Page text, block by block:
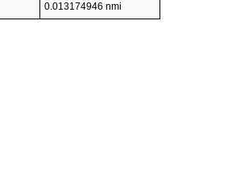
0.013174946 nmi